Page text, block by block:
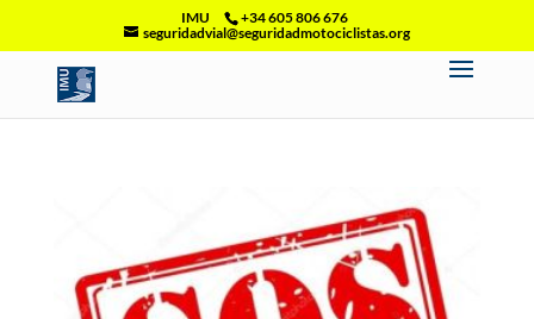
IMU
+34 605 806 676
seguridadvial@seguridadmotociclistas.org